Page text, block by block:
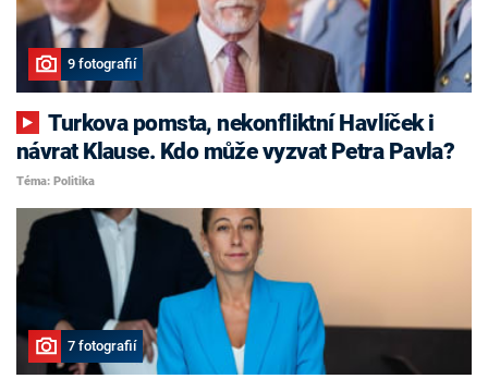
9 fotografií
Turkova pomsta, nekonfliktní Havlíček i
návrat Klause. Kdo může vyzvat Petra Pavla?
Téma: Politika
7 fotografií